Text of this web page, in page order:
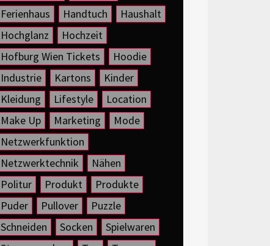
Ferienhaus
Handtuch
Haushalt
Hochglanz
Hochzeit
Hofburg Wien Tickets
Hoodie
Industrie
Kartons
Kinder
Kleidung
Lifestyle
Location
Make Up
Marketing
Mode
Netzwerkfunktion
Netzwerktechnik
Nähen
Politur
Produkt
Produkte
Puder
Pullover
Puzzle
Schneiden
Socken
Spielwaren